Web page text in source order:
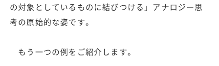
の対象としているものに結びつける」アナロジー思
考の原始的な姿です。
もう一つの例をご紹介します。